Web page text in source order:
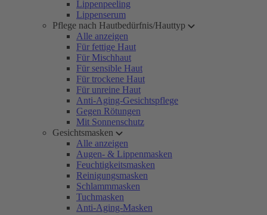
Lippenpeeling
Lippenserum
Pflege nach Hautbedürfnis/Hauttyp
Alle anzeigen
Für fettige Haut
Für Mischhaut
Für sensible Haut
Für trockene Haut
Für unreine Haut
Anti-Aging-Gesichtspflege
Gegen Rötungen
Mit Sonnenschutz
Gesichtsmasken
Alle anzeigen
Augen- & Lippenmasken
Feuchtigkeitsmasken
Reinigungsmasken
Schlammmasken
Tuchmasken
Anti-Aging-Masken